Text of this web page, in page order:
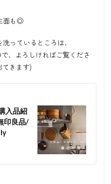
面も◎
っているところは、
、よろしければご覧くださ
きます)
入品紹
印良品/